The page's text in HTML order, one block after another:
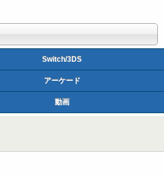
Switch/3DS
アーケード
動画